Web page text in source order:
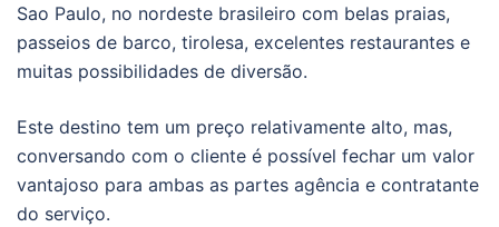
Sao Paulo, no nordeste brasileiro com belas praias,
passeios de barco, tirolesa, excelentes restaurantes e
muitas possibilidades de diversão.
Este destino tem um preço relativamente alto, mas,
conversando com o cliente é possível fechar um valor
vantajoso para ambas as partes agência e contratante
do serviço.